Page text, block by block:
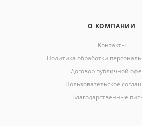
О КОМПАНИИ
Контакты
Политика обработки
Договор публичной
Пользовательское
Благодарственные